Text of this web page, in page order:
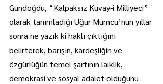
Gündoğdu, “Kalpaksız Kuvay-i Milliyeci”
olarak tanımladığı Uğur Mumcu’nun yıllar
sonra ne yazık ki haklı çıktığını
belirterek, barışın, kardeşliğin ve
özgürlüğün temel şartının laiklik,
demokrasi ve sosyal adalet olduğunu